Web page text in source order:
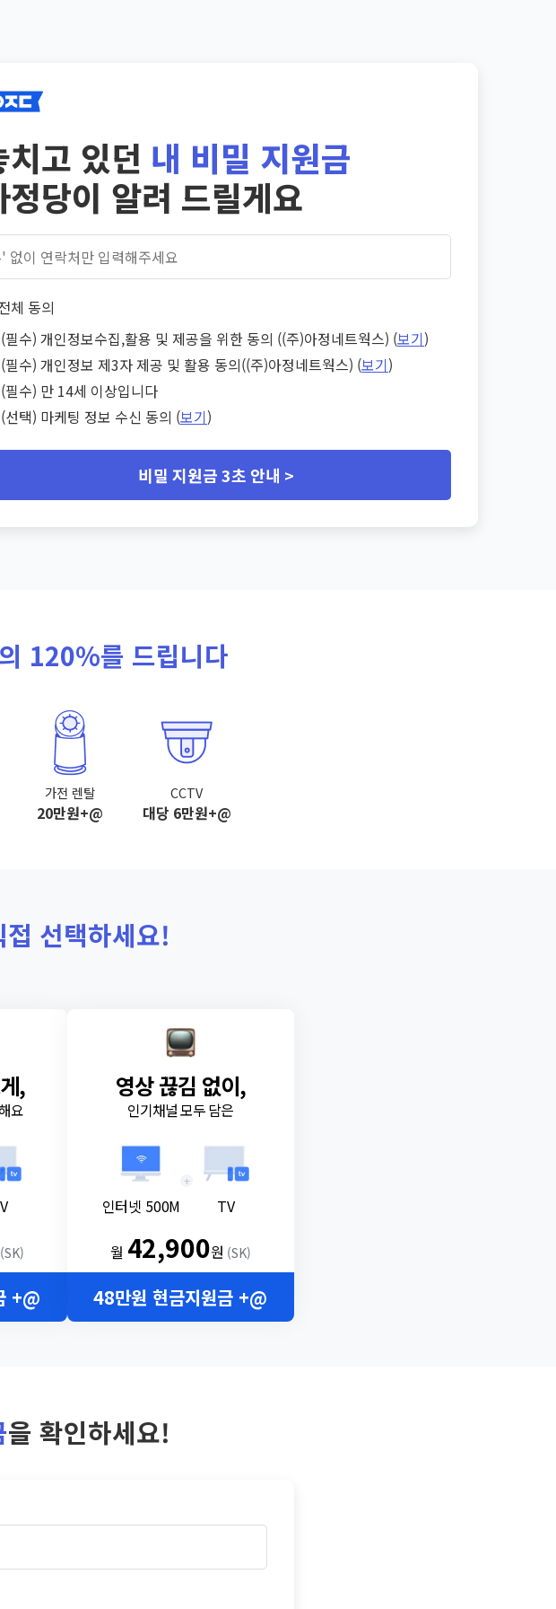
치고 있던 내 비밀 지원금
정당이 알려 드릴게요
체 동의
(필수) 개인정보수집,활용 및 제공을 위한 동의 ((주)아정네트웍스) (보기)
(필수) 개인정보 제3자 제공 및 활용 동의((주)아정네트웍스) (보기)
(필수) 만 14세 이상입니다
(선택) 마케팅 정보 수신 동의 (보기)
비밀 지원금 3초 안내 >
120%를 드립니다
가전 렌탈
20만원+@
CCTV
대당 6만원+@
접 선택하세요!
,
요
(SK)
+@
영상 끊김 없이,
인기채널 모두 담은
인터넷 500M
+
TV
월 42,900원 (SK)
48만원 현금지원금 +@
을 확인하세요!